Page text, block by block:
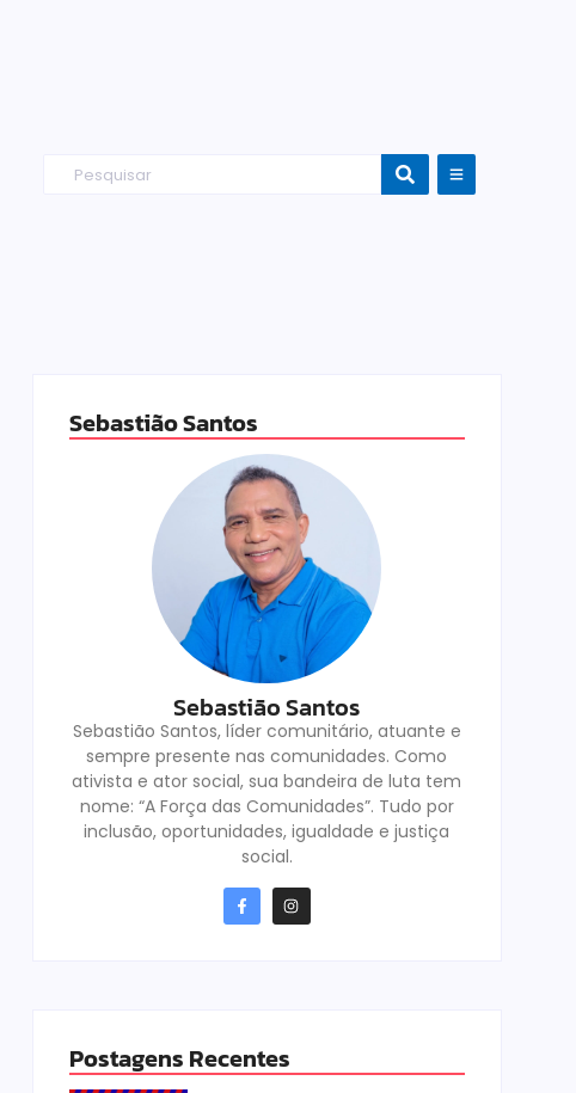
Sebastião Santos
Sebastião Santos
Sebastião Santos, líder comunitário, atuante e
sempre presente nas comunidades. Como
ativista e ator social, sua bandeira de luta tem
nome: “A Força das Comunidades”. Tudo por
inclusão, oportunidades, igualdade e justiça
social.
Postagens Recentes